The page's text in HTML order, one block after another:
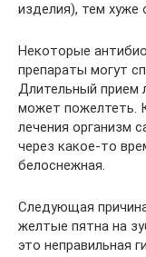
изделия), тем хуже
Некоторые
препараты могут
Длительный прием
может пожелтеть.
лечения организм
через какое-то
белоснежная.
Следующая
желтые пятна на
это неправильная